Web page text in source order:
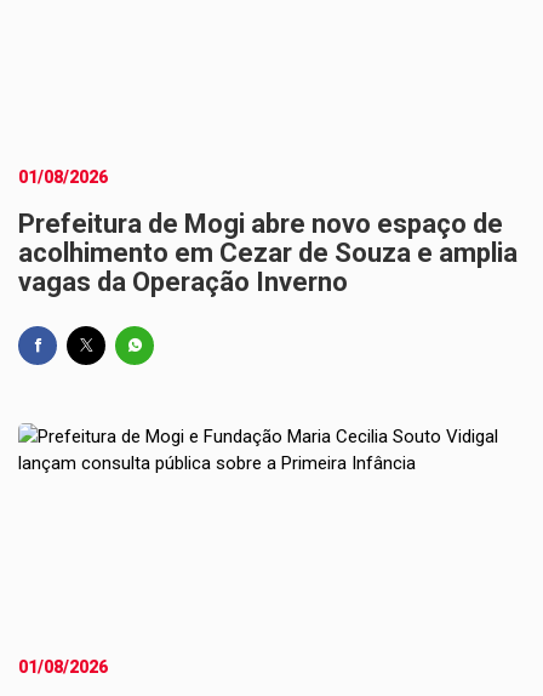
01/08/2026
Prefeitura de Mogi abre novo espaço de
acolhimento em Cezar de Souza e amplia
vagas da Operação Inverno
01/08/2026